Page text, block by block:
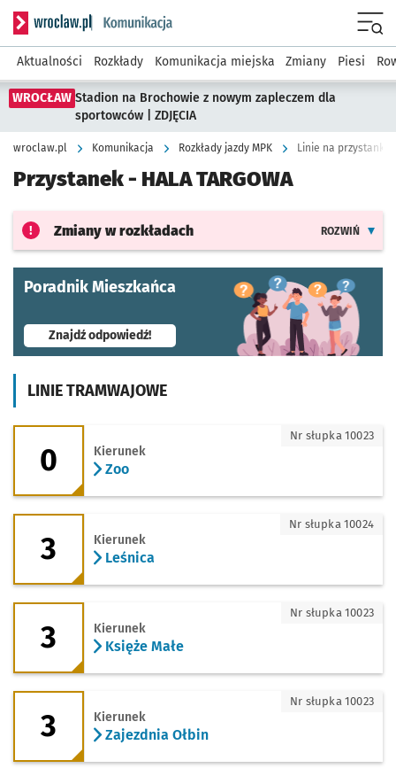
Serwis informacyjny wroclaw.pl podserwis: Komunikacja
Aktualności Rozkłady Komunikacja miejska Zmiany Piesi
WROCŁAW Stadion na Brochowie z nowym zapleczem dla
sportowców | ZDJĘCIA
wroclaw.pl Komunikacja Rozkłady jazdy MPK Linie na przystanku
Przystanek - HALA TARGOWA
Zmiany w rozkładach ROZWIŃ
Poradnik Mieszkańca
Znajdź odpowiedź!- otworzy się w nowej karcie
LINIE TRAMWAJOWE
0 - kierunek Zoo
0 Kierunek
Zoo
Nr słupka 10023
3 - kierunek Leśnica
3 Kierunek
Leśnica
Nr słupka 10024
3 - kierunek Księże Małe
3 Kierunek
Księże Małe
Nr słupka 10023
3 - kierunek Zajezdnia Ołbin
3 Kierunek
Zajezdnia Ołbin
Nr słupka 10023